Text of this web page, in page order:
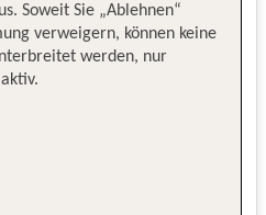
Soweit Sie „Ablehnen“
verweigern, können keine
werden, nur